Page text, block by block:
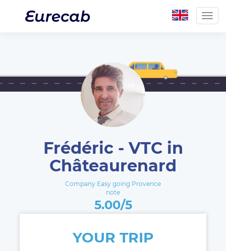
Frédéric - VTC in
Châteaurenard
Company Easy going Provence
note
5.00/5
YOUR TRIP